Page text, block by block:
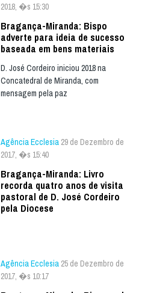
2018, �s 15:30
Bragança-Miranda: Bispo
adverte para ideia de sucesso
baseada em bens materiais
D. José Cordeiro iniciou 2018 na
Concatedral de Miranda, com
mensagem pela paz
Agência Ecclesia 29 de Dezembro de
2017, �s 15:40
Bragança-Miranda: Livro
recorda quatro anos de visita
pastoral de D. José Cordeiro
pela Diocese
Agência Ecclesia 25 de Dezembro de
2017, �s 10:17